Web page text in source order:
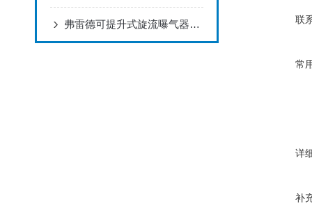
弗雷德可提升式旋流曝气器驰援湖北制药企业 联
常
详
补